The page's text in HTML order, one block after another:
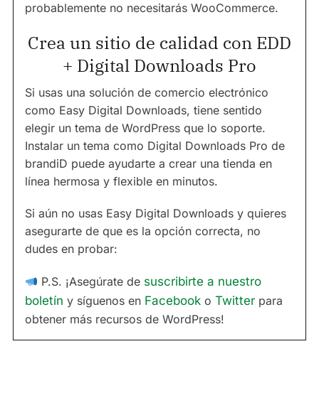
probablemente no necesitarás WooCommerce.
Crea un sitio de calidad con EDD
+ Digital Downloads Pro
Si usas una solución de comercio electrónico
como Easy Digital Downloads, tiene sentido
elegir un tema de WordPress que lo soporte.
Instalar un tema como Digital Downloads Pro de
brandiD puede ayudarte a crear una tienda en
línea hermosa y flexible en minutos.
Si aún no usas Easy Digital Downloads y quieres
asegurarte de que es la opción correcta, no
dudes en probar:
P.S. ¡Asegúrate de suscribirte a nuestro
boletín y síguenos en Facebook o Twitter para
obtener más recursos de WordPress!